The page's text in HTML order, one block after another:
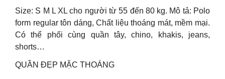
Size: S M L XL cho người từ 55 đến 80 kg. Mô tả: Polo
form regular tôn dáng, Chất liệu thoáng mát, mềm mại.
Có thể phối cùng quần tây, chino, khakis, jeans,
shorts…
QUẦN ĐẸP MẶC THOÁNG